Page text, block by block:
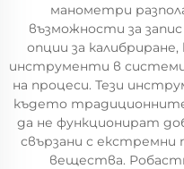
манометри
възможности за
опции за
инструменти в
на процеси. Тези
където
да не функционират
свързани с
вещества.